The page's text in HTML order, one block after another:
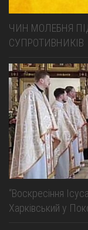
ЧИН МОЛЕБНЯ
СУПРОТИВНИКІВ
“Воскресіння
Харківський у